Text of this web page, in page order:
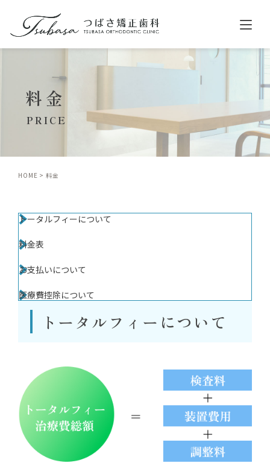
ホーム
クリニック紹介
診療案内
料金
症例紹介
歯並びについて
新着情報
ブログ
料金
PRICE
HOME 料金
トータルフィーについて
料金表
お支払いについて
医療費控除について
トータルフィーについて